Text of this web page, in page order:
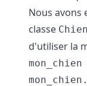
Nous avons
classe Chien
d'utiliser la